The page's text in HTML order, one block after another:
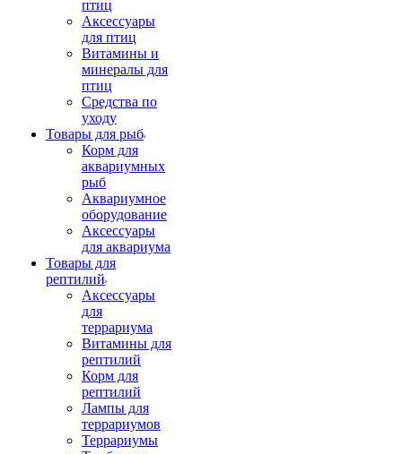
птиц
Аксессуары
для птиц
Витамины и
минералы для
птиц
Средства по
уходу
Товары для рыб
Корм для
аквариумных
рыб
Аквариумное
оборудование
Аксессуары
для аквариума
Товары для
рептилий
Аксессуары
для
террариума
Витамины для
рептилий
Корм для
рептилий
Лампы для
террариумов
Террариумы